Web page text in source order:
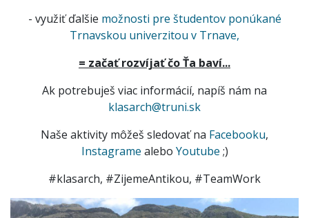
- využiť ďalšie možnosti pre študentov ponúkané
Trnavskou univerzitou v Trnave,
= začať rozvíjať čo Ťa baví...
Ak potrebuješ viac informácií, napíš nám na
klasarch@truni.sk
Naše aktivity môžeš sledovať na Facebooku,
Instagrame alebo Youtube ;)
#klasarch, #ZijemeAntikou, #TeamWork